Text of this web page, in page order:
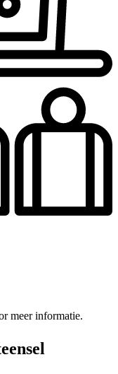
meer informatie.